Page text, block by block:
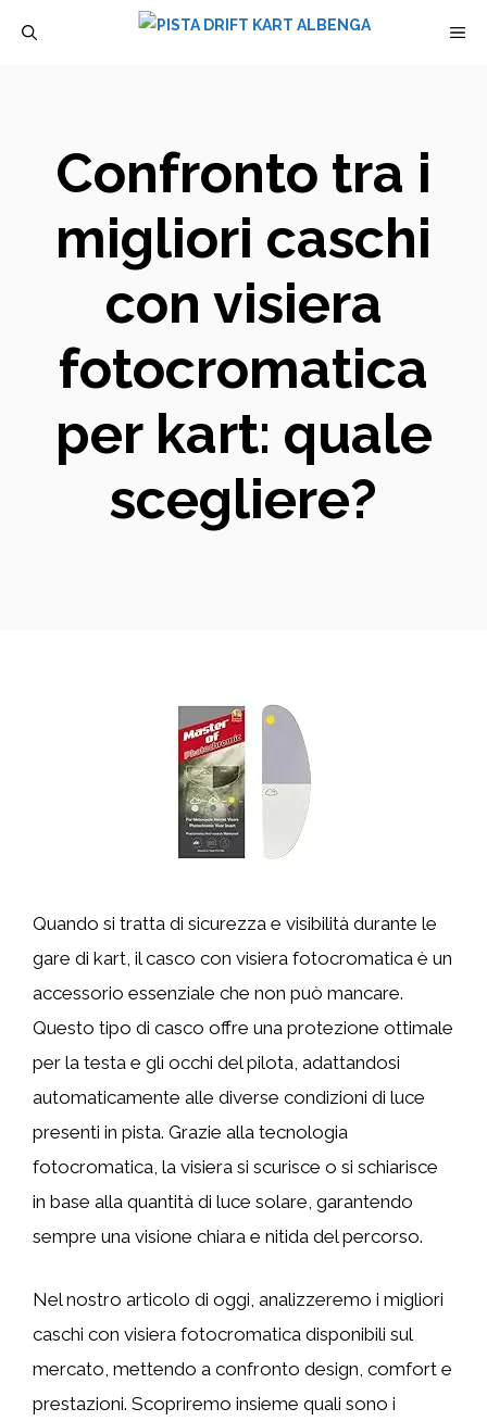
Confronto tra i
migliori caschi
con visiera
fotocromatica
per kart: quale
scegliere?
Quando si tratta di sicurezza e visibilità durante le
gare di kart, il casco con visiera fotocromatica è un
accessorio essenziale che non può mancare.
Questo tipo di casco offre una protezione ottimale
per la testa e gli occhi del pilota, adattandosi
automaticamente alle diverse condizioni di luce
presenti in pista. Grazie alla tecnologia
fotocromatica, la visiera si scurisce o si schiarisce
in base alla quantità di luce solare, garantendo
sempre una visione chiara e nitida del percorso.
Nel nostro articolo di oggi, analizzeremo i migliori
caschi con visiera fotocromatica disponibili sul
mercato, mettendo a confronto design, comfort e
prestazioni. Scopriremo insieme quali sono i